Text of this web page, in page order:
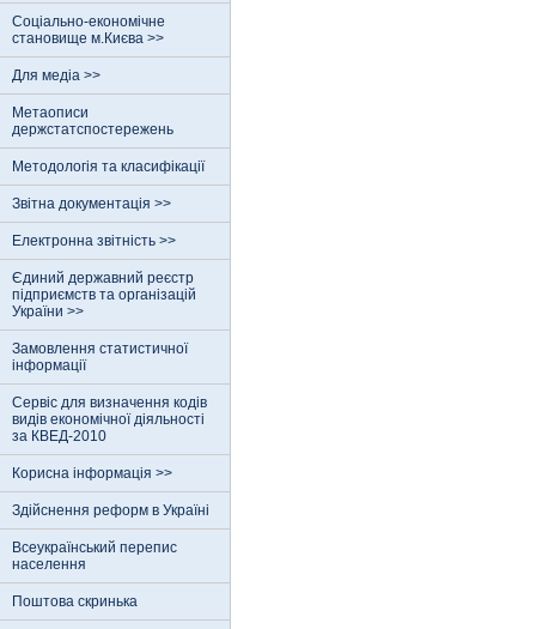
Соціально-економічне
становище м.Києва >>
Для медіа >>
Метаописи
держстатспостережень
Методологія та класифікації
Звітна документація >>
Електронна звітність >>
Єдиний державний реєстр
пiдприємств та органiзацiй
України >>
Замовлення статистичної
інформації
Сервіс для визначення кодів
видів економічної діяльності
за КВЕД-2010
Корисна інформація >>
Здійснення реформ в Україні
Всеукраїнський перепис
населення
Поштова скринька